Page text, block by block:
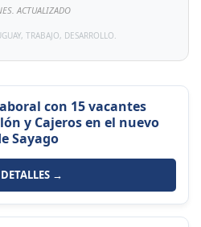
ACTUALIZADO
TRABAJO, DESARROLLO.
con 15 vacantes
y Cajeros en el nuevo
Sayago
→